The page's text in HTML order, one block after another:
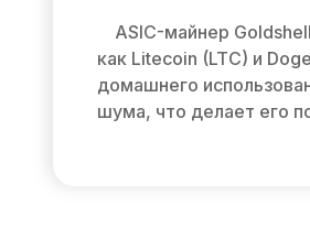
ASIC-майнер
как Litecoin (LTC) и
домашнего
шума, что делает его